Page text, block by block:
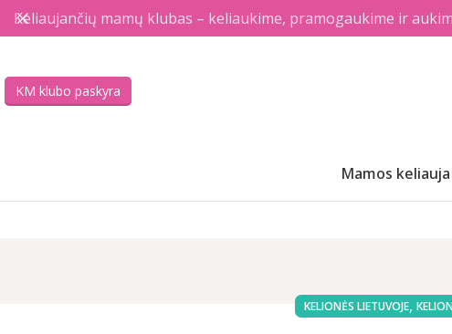
KM klubo paskyra
Mamos keliauja
KELIONĖS LIETUVOJE,
Keliaujančių mamų klubas – keliaukime, pramogaukime ir